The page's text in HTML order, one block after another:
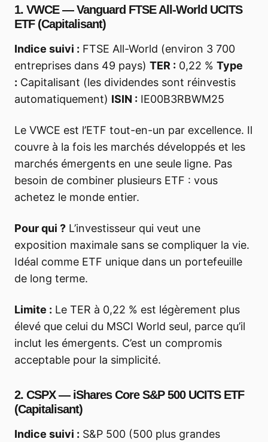
1. VWCE — Vanguard FTSE All-World UCITS
ETF (Capitalisant)
Indice suivi : FTSE All-World (environ 3 700
entreprises dans 49 pays) TER : 0,22 % Type
: Capitalisant (les dividendes sont réinvestis
automatiquement) ISIN : IE00B3RBWM25
Le VWCE est l’ETF tout-en-un par excellence. Il
couvre à la fois les marchés développés et les
marchés émergents en une seule ligne. Pas
besoin de combiner plusieurs ETF : vous
achetez le monde entier.
Pour qui ? L’investisseur qui veut une
exposition maximale sans se compliquer la vie.
Idéal comme ETF unique dans un portefeuille
de long terme.
Limite : Le TER à 0,22 % est légèrement plus
élevé que celui du MSCI World seul, parce qu’il
inclut les émergents. C’est un compromis
acceptable pour la simplicité.
2. CSPX — iShares Core S&P 500 UCITS ETF
(Capitalisant)
Indice suivi : S&P 500 (500 plus grandes